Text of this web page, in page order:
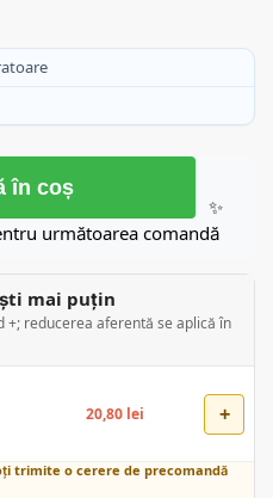
în coș
✨
următoarea comandă
mai puțin
+; reducerea aferentă se aplică în
20,80 lei +
trimite o cerere de precomandă